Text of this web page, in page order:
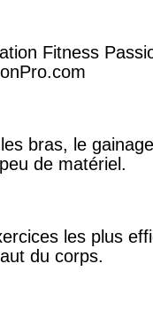
Fitness
bras, le
de matériel.
les plus
du corps.